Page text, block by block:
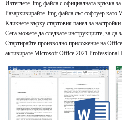
Изтеглете .img файла с официалната връзка за
Разархивирайте .img файла със софтуер като
Кликнете върху стартовия панел за настройки
Сега можете да следвате инструкциите, за да
Стартирайте произволно приложение на
активирате Microsoft Office 2021 Professional